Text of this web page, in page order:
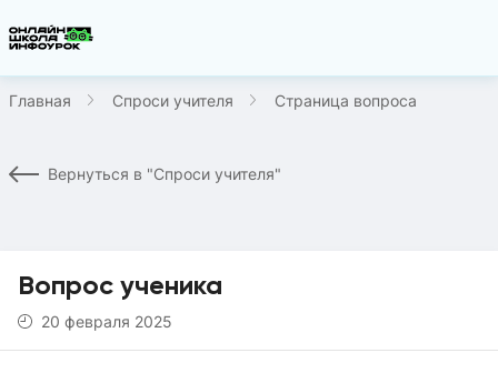
Главная Спроси учителя Страница вопроса
Вернуться в "Спроси учителя"
Вопрос ученика
20 февраля 2025